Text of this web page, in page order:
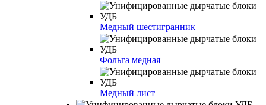
Медный шестигранник
Фольга медная
Медный лист